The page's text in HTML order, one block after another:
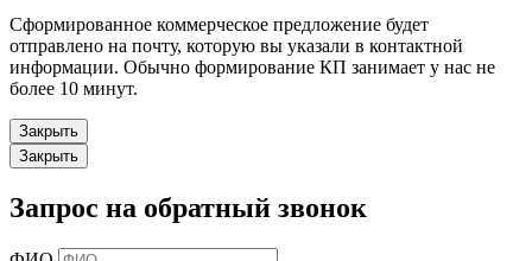
Сформированное коммерческое предложение будет
отправлено на почту, которую вы указали в контактной
информации. Обычно формирование КП занимает у нас не
более 10 минут.
Закрыть
Закрыть
Запрос на обратный звонок